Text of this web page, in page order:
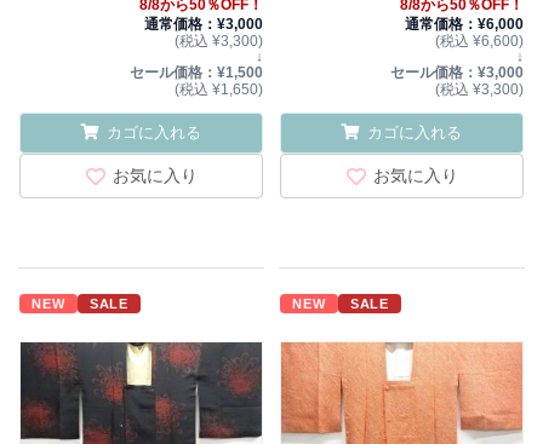
8/8から50％OFF！
通常価格：¥3,000
(税込 ¥3,300)
↓
セール価格：¥1,500
(税込 ¥1,650)
カゴに入れる
お気に入り
8/8から50％OFF！
通常価格：¥6,000
(税込 ¥6,600)
↓
セール価格：¥3,000
(税込 ¥3,300)
カゴに入れる
お気に入り
NEW SALE NEW SALE